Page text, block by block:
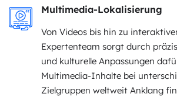
Multimedia-Lokalisierung
Von Videos bis hin zu
Expertenteam sorgt durch
und kulturelle Anpassungen
Multimedia-Inhalte bei
Zielgruppen weltweit Anklang